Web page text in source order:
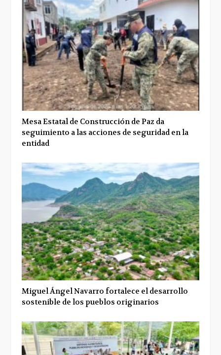
Mesa Estatal de Construcción de Paz da
seguimiento a las acciones de seguridad en la
entidad
Miguel Ángel Navarro fortalece el desarrollo
sostenible de los pueblos originarios